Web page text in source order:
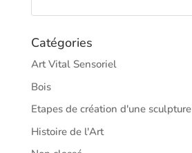
Catégories
Art Vital Sensoriel
Bois
Etapes de création d'une sculpture
Histoire de l'Art